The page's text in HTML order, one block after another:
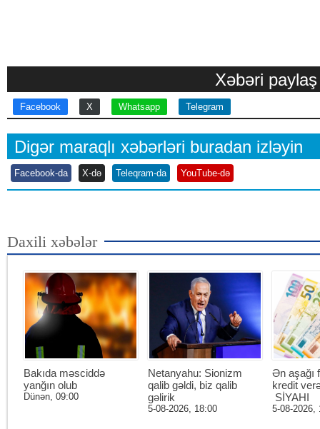
Xəbəri paylaş
Facebook X Whatsapp Telegram
Digər maraqlı xəbərləri buradan izləyin
Facebook-da X-də Teleqram-da YouTube-də
Daxili xəbələr
Bakıda məsciddə
yanğın olub
Dünən, 09:00
Netanyahu: Sionizm
qalib gəldi, biz qalib
gəlirik
5-08-2026, 18:00
Ən aşağı
kredit
SİYAHI
5-08-2026,